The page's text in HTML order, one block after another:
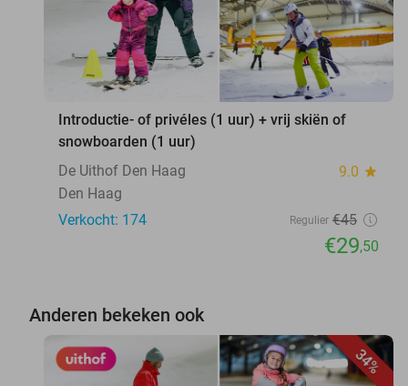
Introductie- of privéles (1 uur) + vrij skiën of
snowboarden (1 uur)
De Uithof Den Haag
9.0 star
Den Haag
Verkocht: 174
Regulier €45
€29,50
Anderen bekeken ook
34%